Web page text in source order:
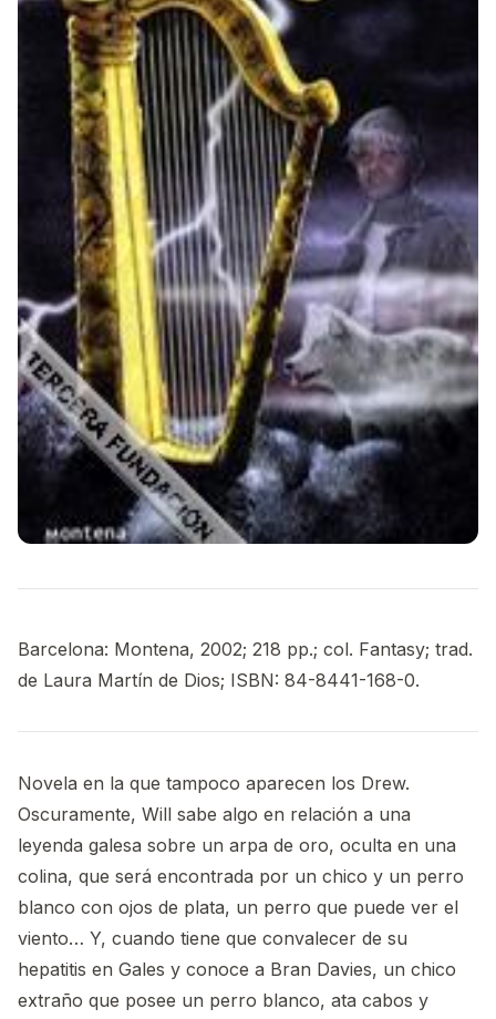
Barcelona: Montena, 2002; 218 pp.; col. Fantasy; trad.
de Laura Martín de Dios; ISBN: 84-8441-168-0.
Novela en la que tampoco aparecen los Drew.
Oscuramente, Will sabe algo en relación a una
leyenda galesa sobre un arpa de oro, oculta en una
colina, que será encontrada por un chico y un perro
blanco con ojos de plata, un perro que puede ver el
viento… Y, cuando tiene que convalecer de su
hepatitis en Gales y conoce a Bran Davies, un chico
extraño que posee un perro blanco, ata cabos y